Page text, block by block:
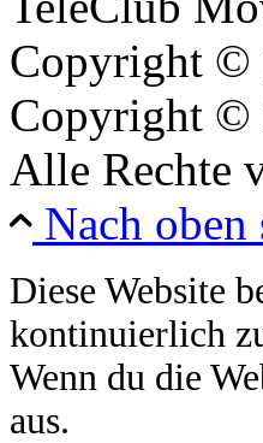
Copyright ©
Copyright ©
Alle Rechte
Nach oben
Diese Website
kontinuierlich
Wenn du die
aus.